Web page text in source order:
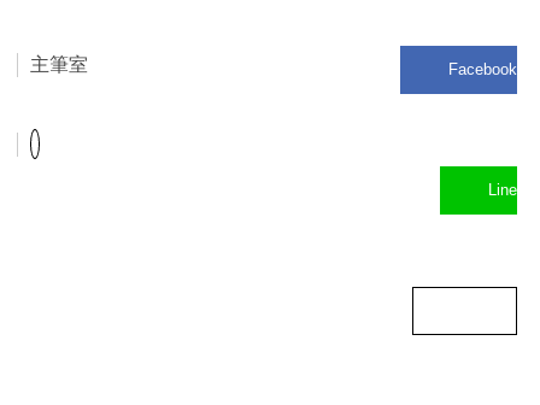
主筆室 Facebook
Line